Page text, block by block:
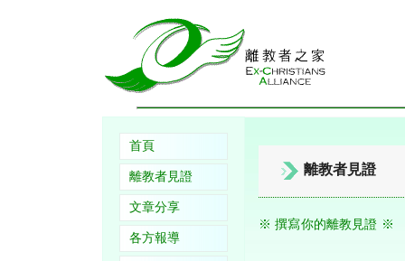
首頁
離教者見證
文章分享
各方報導
離教者見證
※ 撰寫你的離教見證 ※